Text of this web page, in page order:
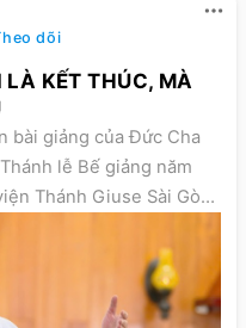
dõi
LÀ KẾT THÚC, MÀ
bài giảng của Đức Cha
lễ Bế giảng năm
Thánh Giuse Sài Gòn